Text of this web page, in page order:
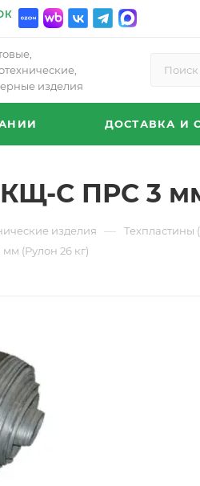
изделия
ДОСТАВКА И
С ПРС 3
изделия —
(Рулон 26 кг)